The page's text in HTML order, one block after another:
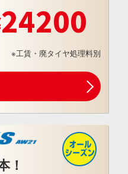
24200
※工賃・廃タイヤ処理料別
！